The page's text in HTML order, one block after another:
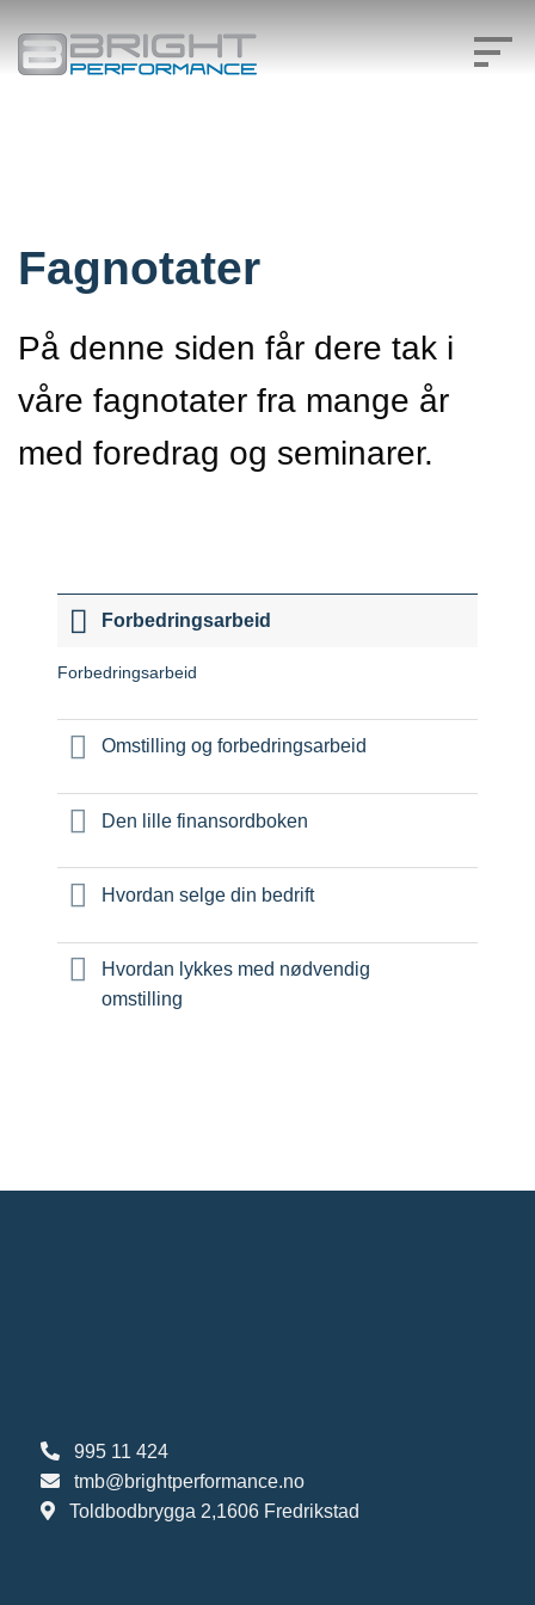
content
Fagnotater
På denne siden får dere tak i
våre fagnotater fra mange år
med foredrag og seminarer.
Forbedringsarbeid
Forbedringsarbeid
Omstilling og forbedringsarbeid
Den lille finansordboken
Hvordan selge din bedrift
Hvordan lykkes med nødvendig
omstilling
995 11 424
tmb@brightperformance.no
Toldbodbrygga 2,1606 Fredrikstad